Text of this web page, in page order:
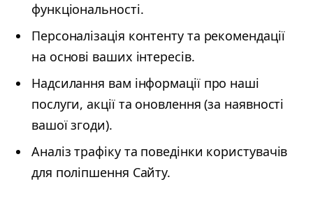
функціональності.
Персоналізація контенту та рекомендації
на основі ваших інтересів.
Надсилання вам інформації про наші
послуги, акції та оновлення (за наявності
вашої згоди).
Аналіз трафіку та поведінки користувачів
для поліпшення Сайту.